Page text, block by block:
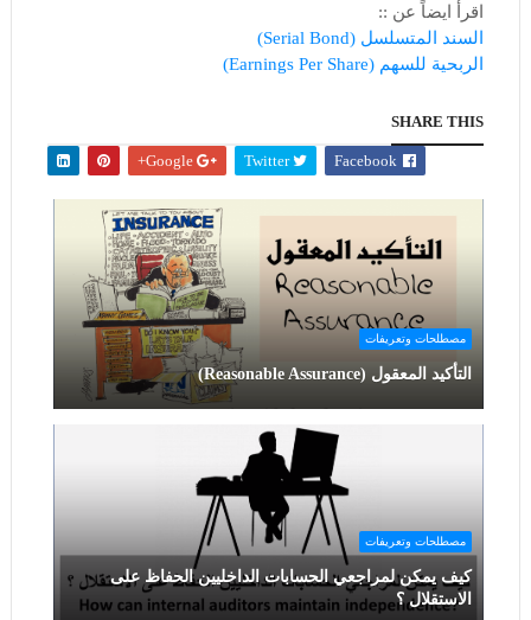
اقرأ ايضاً عن ::
السند المتسلسل (Serial Bond)
الربحية للسهم (Earnings Per Share)
SHARE THIS
Twitter
Google+
مصطلحات وتعريفات
التأكيد المعقول (Reasonable Assurance)
مصطلحات وتعريفات
كيف يمكن لمراجعي الحسابات الداخليين الحفاظ على
الاستقلال ؟